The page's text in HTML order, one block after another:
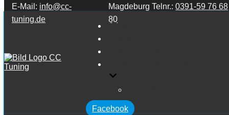
Zum Inhalt springen
E-Mail: info@cc-
tuning.de
Magdeburg Telnr.:0391-59 76 68
80
STARTSEITE
Facebook